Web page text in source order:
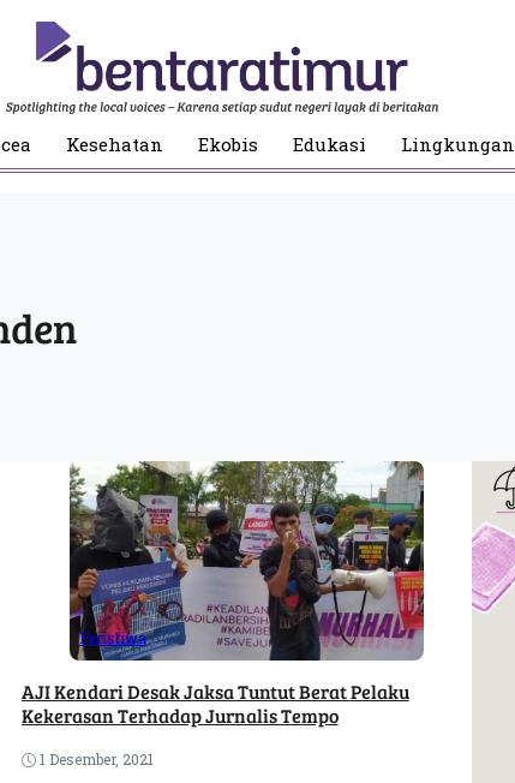
Kesehatan Ekobis Edukasi Lingkungan
Peristiwa
AJI Kendari Desak Jaksa Tuntut Berat Pelaku
Kekerasan Terhadap Jurnalis Tempo
1 Desember, 2021